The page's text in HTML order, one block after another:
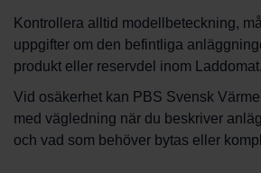
Kontrollera alltid modellbeteckning,
uppgifter om den befintliga
produkt eller reservdel inom Laddomat.
Vid osäkerhet kan PBS Svensk
med vägledning när du beskriver
och vad som behöver bytas eller